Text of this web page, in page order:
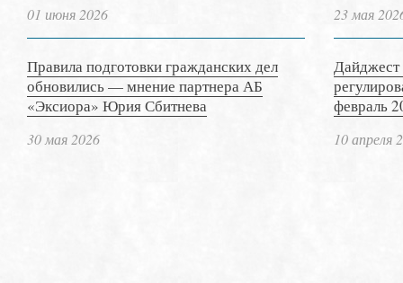
01 июня 2026
Правила подготовки гражданских дел
обновились — мнение партнера АБ
«Эксиора» Юрия Сбитнева
30 мая 2026
23 мая
Дайджест
февраль
10 апреля